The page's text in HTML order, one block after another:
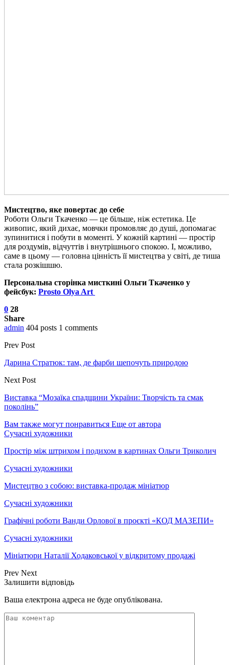
Мистецтво, яке повертає до себе
Роботи Ольги Ткаченко — це більше, ніж естетика. Це
живопис, який дихає, мовчки промовляє до душі, допомагає
зупинитися і побути в моменті. У кожній картині — простір
для роздумів, відчуттів і внутрішнього спокою. І, можливо,
саме в цьому — головна цінність її мистецтва у світі, де тиша
стала розкішшю.
Персональна сторінка мисткині Ольги Ткаченко у
фейсбук: Prosto Olya Art
0 28
Share
admin 404 posts 1 comments
Prev Post
Дарина Стратюк: там, де фарби шепочуть природою
Next Post
Виставка “Мозаїка спадщини України: Творчість та смак
поколінь”
Вам также могут понравиться Еще от автора
Сучасні художники
Простір між штрихом і подихом в картинах Ольги Триколич
Сучасні художники
Мистецтво з собою: виставка-продаж мініатюр
Сучасні художники
Графічні роботи Ванди Орлової в проєкті «КОД МАЗЕПИ»
Сучасні художники
Мініатюри Наталії Ходаковської у відкритому продажі
Prev Next
Залишити відповідь
Ваша електрона адреса не буде опублікована.